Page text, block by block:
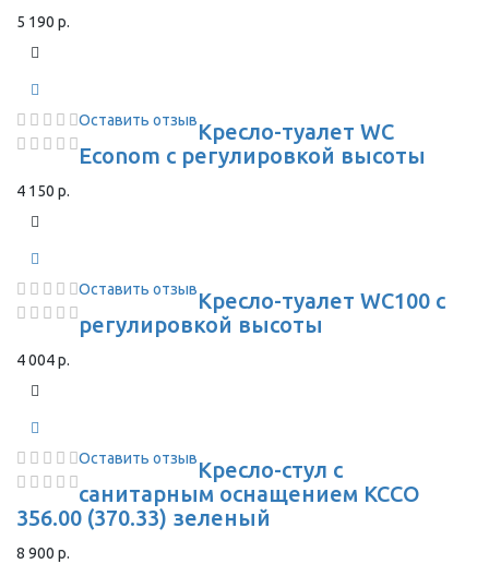
5 190 р.
Оставить отзывКресло-туалет WC
Econom с регулировкой высоты
4 150 р.
Оставить отзывКресло-туалет WC100 с
регулировкой высоты
4 004 р.
Оставить отзывКресло-стул с
санитарным оснащением КССО
356.00 (370.33) зеленый
8 900 р.